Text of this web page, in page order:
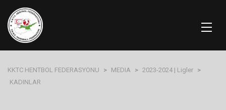
KKTC HENTBOL FEDERASYONU > MEDIA > 2023-2024 | Ligler >
KADINLAR